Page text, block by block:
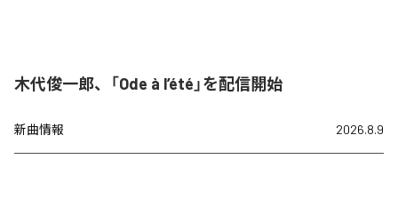
木代俊一郎、「Ode à l’été」を配信開始
新曲情報 2026.8.9